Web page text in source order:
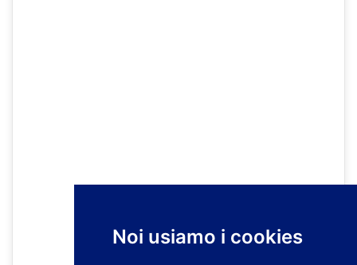
Noi usiamo i cookies